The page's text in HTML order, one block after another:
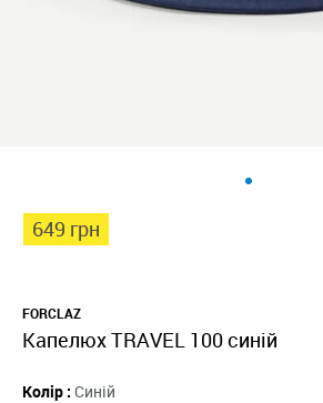
649 грн
FORCLAZ
Капелюх TRAVEL 100 синій
Колір : Синій